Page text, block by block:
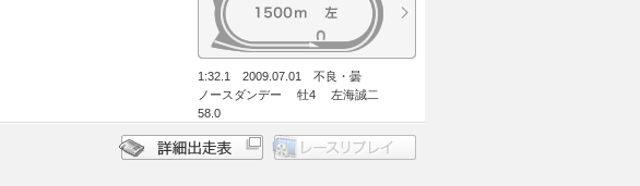
1:32.1 2009.07.01 不良・曇
ノースダンデー 牡4 左海誠二
58.0